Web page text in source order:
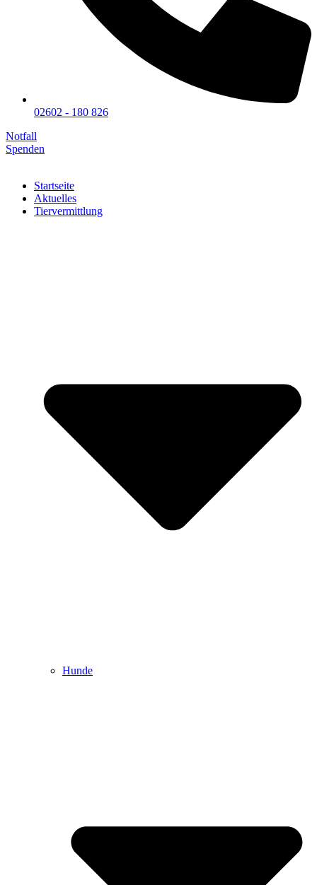
02602 - 180 826
Notfall
Spenden
Startseite
Aktuelles
Tiervermittlung
Hunde